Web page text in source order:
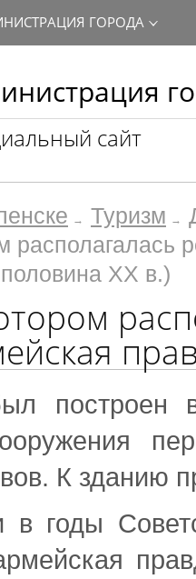
сайт
ГОРОДА
Туризм
располагалась
ХХ в.)
построен в
К зданию
в годы